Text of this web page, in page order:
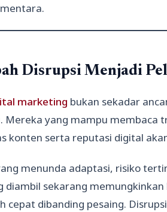
Disrupsi Menjadi
marketing bukan sekadar
Mereka yang mampu membaca
konten serta reputasi digital
menunda adaptasi, risiko
diambil sekarang
cepat dibanding pesaing.